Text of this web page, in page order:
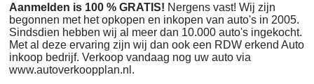
Aanmelden is 100 % GRATIS! Nergens vast! Wij zijn
begonnen met het opkopen en inkopen van auto's in 2005.
Sindsdien hebben wij al meer dan 10.000 auto's ingekocht.
Met al deze ervaring zijn wij dan ook een RDW erkend Auto
inkoop bedrijf. Verkoop vandaag nog uw auto via
www.autoverkoopplan.nl.